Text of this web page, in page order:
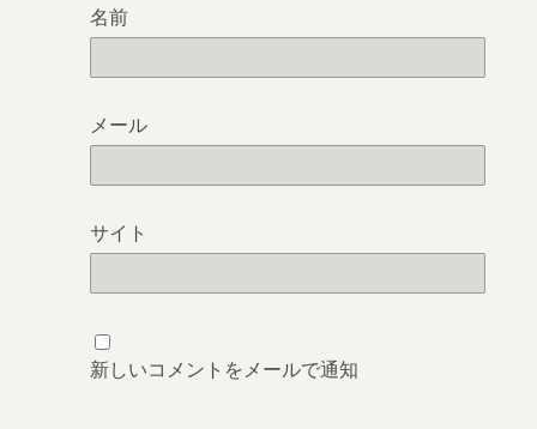
名前
メール
サイト
新しいコメントをメールで通知